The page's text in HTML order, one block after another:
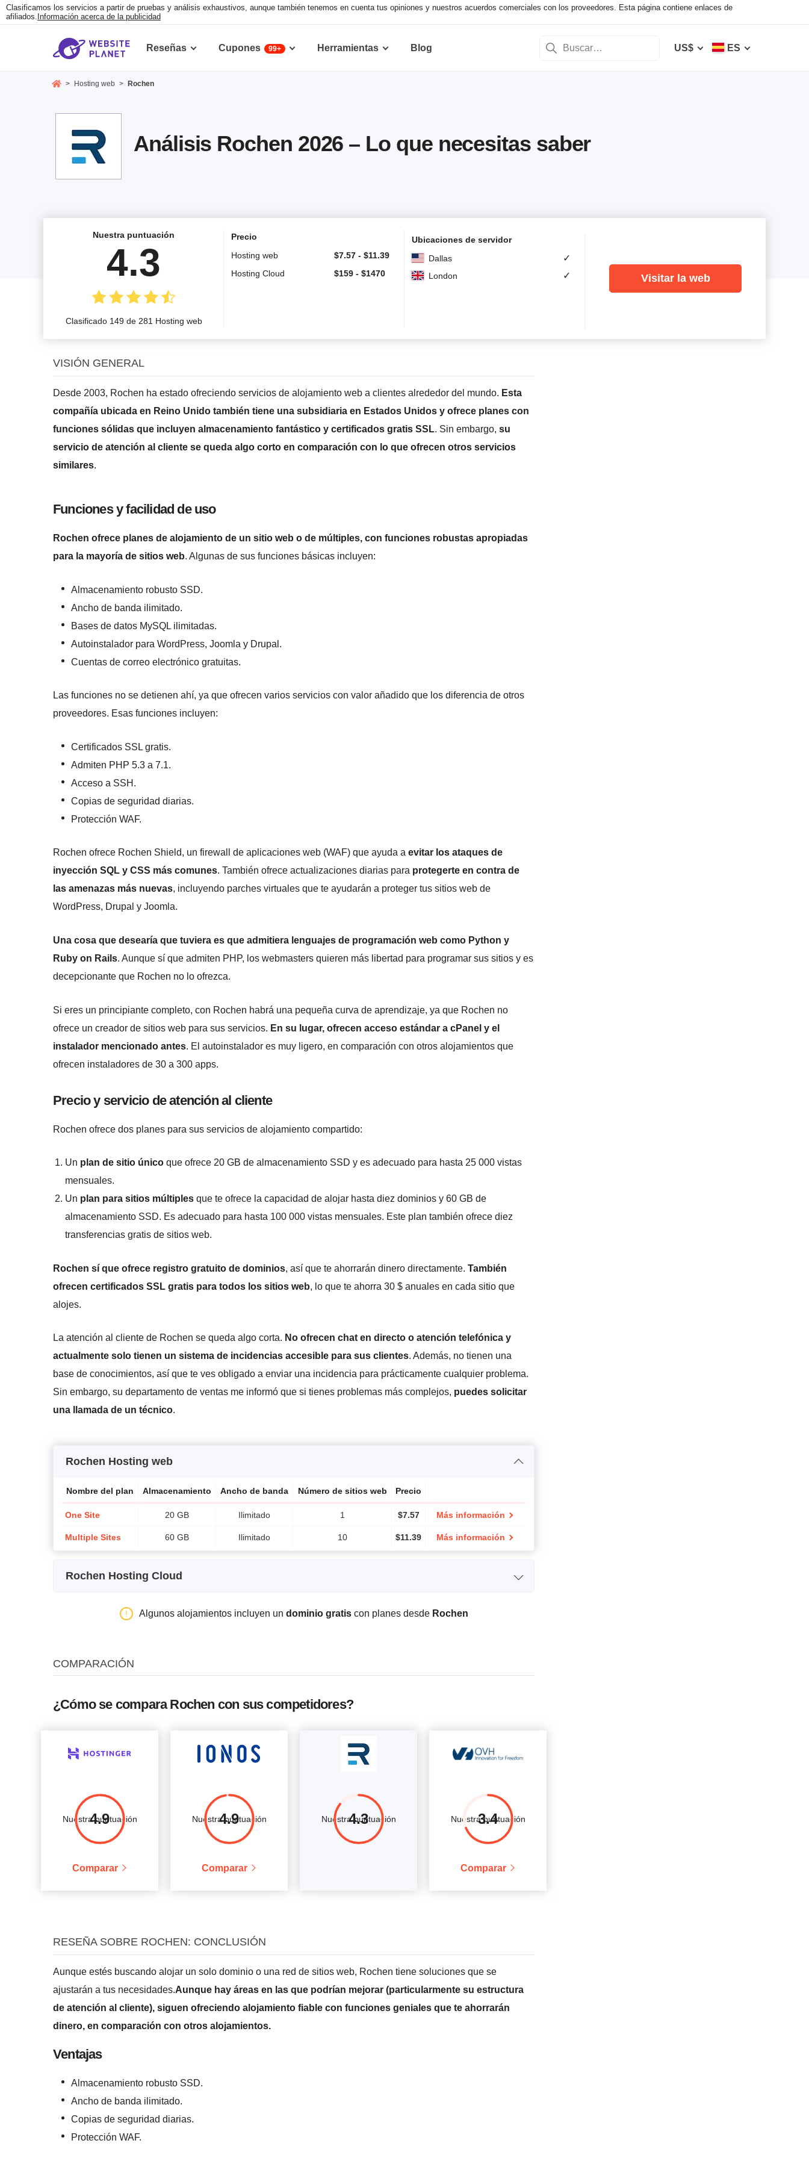
Clasificamos los servicios a partir de pruebas y análisis exhaustivos, aunque también tenemos en cuenta tus opiniones y nuestros acuerdos comerciales con los proveedores. Esta página contiene enlaces de
afiliados. Información acerca de la publicidad
Reseñas Cupones 99+ Herramientas Blog US$ ES
> Hosting web > Rochen
Análisis Rochen 2026 – Lo que necesitas saber
Nuestra puntuación
4.3
Clasificado 149 de 281 Hosting web
Precio
Hosting web
$7.57 - $11.39
Hosting Cloud
$159 - $1470
Ubicaciones de servidor
Dallas
✓
London ✓ Visitar la web
VISIÓN GENERAL
Desde 2003, Rochen ha estado ofreciendo servicios de alojamiento web a clientes alrededor del mundo. Esta
compañía ubicada en Reino Unido también tiene una subsidiaria en Estados Unidos y ofrece planes con
funciones sólidas que incluyen almacenamiento fantástico y certificados gratis SSL. Sin embargo, su
servicio de atención al cliente se queda algo corto en comparación con lo que ofrecen otros servicios
similares.
Funciones y facilidad de uso
Rochen ofrece planes de alojamiento de un sitio web o de múltiples, con funciones robustas apropiadas
para la mayoría de sitios web. Algunas de sus funciones básicas incluyen:
Almacenamiento robusto SSD.
Ancho de banda ilimitado.
Bases de datos MySQL ilimitadas.
Autoinstalador para WordPress, Joomla y Drupal.
Cuentas de correo electrónico gratuitas.
Las funciones no se detienen ahí, ya que ofrecen varios servicios con valor añadido que los diferencia de otros
proveedores. Esas funciones incluyen:
Certificados SSL gratis.
Admiten PHP 5.3 a 7.1.
Acceso a SSH.
Copias de seguridad diarias.
Protección WAF.
Rochen ofrece Rochen Shield, un firewall de aplicaciones web (WAF) que ayuda a evitar los ataques de
inyección SQL y CSS más comunes. También ofrece actualizaciones diarias para protegerte en contra de
las amenazas más nuevas, incluyendo parches virtuales que te ayudarán a proteger tus sitios web de
WordPress, Drupal y Joomla.
Una cosa que desearía que tuviera es que admitiera lenguajes de programación web como Python y
Ruby on Rails. Aunque sí que admiten PHP, los webmasters quieren más libertad para programar sus sitios y es
decepcionante que Rochen no lo ofrezca.
Si eres un principiante completo, con Rochen habrá una pequeña curva de aprendizaje, ya que Rochen no
ofrece un creador de sitios web para sus servicios. En su lugar, ofrecen acceso estándar a cPanel y el
instalador mencionado antes. El autoinstalador es muy ligero, en comparación con otros alojamientos que
ofrecen instaladores de 30 a 300 apps.
Precio y servicio de atención al cliente
Rochen ofrece dos planes para sus servicios de alojamiento compartido:
Un plan de sitio único que ofrece 20 GB de almacenamiento SSD y es adecuado para hasta 25 000 vistas
mensuales.
Un plan para sitios múltiples que te ofrece la capacidad de alojar hasta diez dominios y 60 GB de
almacenamiento SSD. Es adecuado para hasta 100 000 vistas mensuales. Este plan también ofrece diez
transferencias gratis de sitios web.
Rochen sí que ofrece registro gratuito de dominios, así que te ahorrarán dinero directamente. También
ofrecen certificados SSL gratis para todos los sitios web, lo que te ahorra 30 $ anuales en cada sitio que
alojes.
La atención al cliente de Rochen se queda algo corta. No ofrecen chat en directo o atención telefónica y
actualmente solo tienen un sistema de incidencias accesible para sus clientes. Además, no tienen una
base de conocimientos, así que te ves obligado a enviar una incidencia para prácticamente cualquier problema.
Sin embargo, su departamento de ventas me informó que si tienes problemas más complejos, puedes solicitar
una llamada de un técnico.
Rochen Hosting web
Nombre del plan Almacenamiento Ancho de banda Número de sitios web Precio
One Site 20 GB Ilimitado 1 $7.57 Más información
Multiple Sites 60 GB Ilimitado 10 $11.39 Más información
Rochen Hosting Cloud
Nombre del plan
Config 3 400 GB Ilimitado 8 cores 24 GB $624 Más información
Algunos alojamientos incluyen un dominio gratiscon planes desde Rochen
COMPARACIÓN
¿Cómo se compara Rochen con sus competidores?
Nuestra puntuación
4.9
Comparar
Nuestra puntuación
4.9
Comparar
Nuestra puntuación
4.3 Nuestra puntuación
3.4
Comparar
RESEÑA SOBRE ROCHEN: CONCLUSIÓN
Aunque estés buscando alojar un solo dominio o una red de sitios web, Rochen tiene soluciones que se
ajustarán a tus necesidades.Aunque hay áreas en las que podrían mejorar (particularmente su estructura
de atención al cliente), siguen ofreciendo alojamiento fiable con funciones geniales que te ahorrarán
dinero, en comparación con otros alojamientos.
Ventajas
Almacenamiento robusto SSD.
Ancho de banda ilimitado.
Copias de seguridad diarias.
Protección WAF.